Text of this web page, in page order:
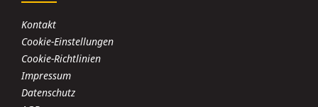
Kontakt
Cookie-Einstellungen
Cookie-Richtlinien
Impressum
Datenschutz